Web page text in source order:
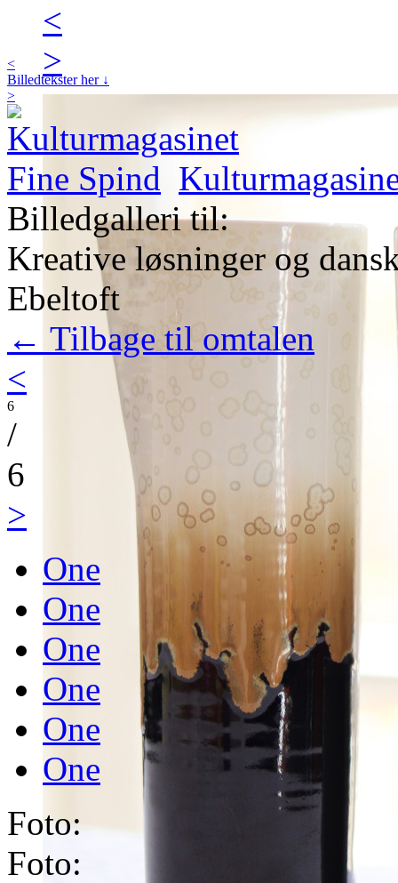
<
>
<
Billedtekster her ↓
>
Billedgalleri til:
Kreative løsninger og
Ebeltoft
← Tilbage til omtalen
<
6
/
6
>
One
One
One
One
One
One
Foto:
Foto: